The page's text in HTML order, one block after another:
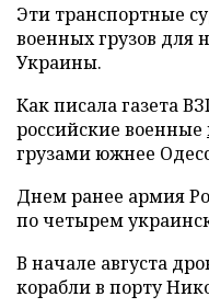
Эти транспортные
военных грузов для
Украины.
Как писала газета
российские военные
грузами южнее
Днем ранее армия
по четырем
В начале августа
корабли в порту